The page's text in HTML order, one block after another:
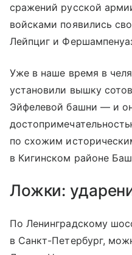
сражений русской
войсками появились
Лейпциг и
Уже в наше время в
установили вышку
Эйфелевой башни — и
по схожим
в Кигинском районе
Ложки:
По Ленинградскому
в Санкт-Петербург,